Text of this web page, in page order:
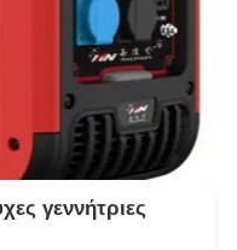
γεννήτριες